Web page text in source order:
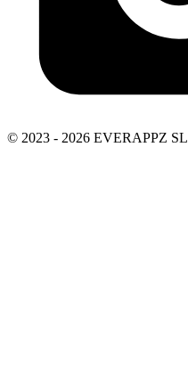
© 2023 - 2026 EVERAPPZ SL